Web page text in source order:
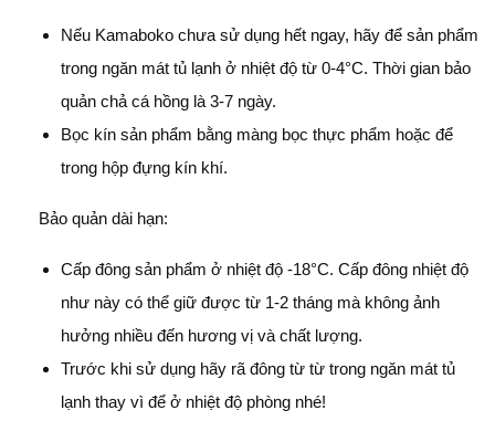
Nếu Kamaboko chưa sử dụng hết ngay, hãy để sản phẩm
trong ngăn mát tủ lạnh ở nhiệt độ từ 0-4°C. Thời gian bảo
quản chả cá hồng là 3-7 ngày.
Bọc kín sản phẩm bằng màng bọc thực phẩm hoặc để
trong hộp đựng kín khí.
Bảo quản dài hạn:
Cấp đông sản phẩm ở nhiệt độ -18°C. Cấp đông nhiệt độ
như này có thể giữ được từ 1-2 tháng mà không ảnh
hưởng nhiều đến hương vị và chất lượng.
Trước khi sử dụng hãy rã đông từ từ trong ngăn mát tủ
lạnh thay vì để ở nhiệt độ phòng nhé!